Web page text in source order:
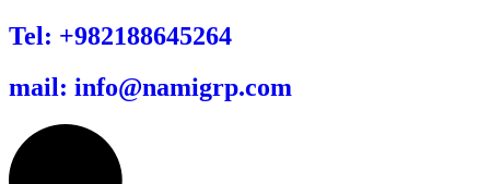
Tel: +982188645264
mail: info@namigrp.com